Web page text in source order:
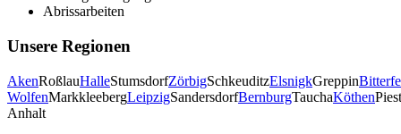
Abrissarbeiten
Unsere Regionen
AkenRoßlauHalleStumsdorfZörbigSchkeuditzElsnigkGreppin
WolfenMarkkleebergLeipzigSandersdorfBernburgTauchaKöthen
Anhalt